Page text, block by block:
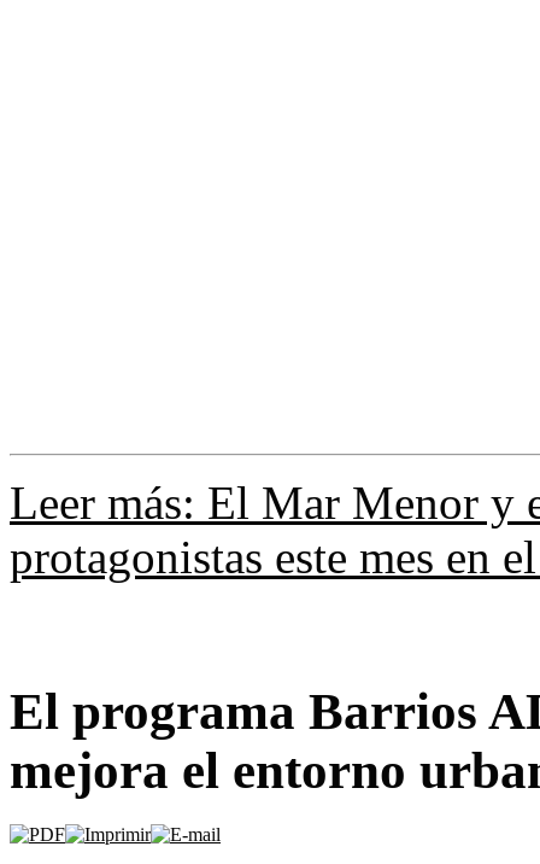
Leer más: El Mar Menor y
protagonistas este mes en
El programa Barrios
mejora el entorno